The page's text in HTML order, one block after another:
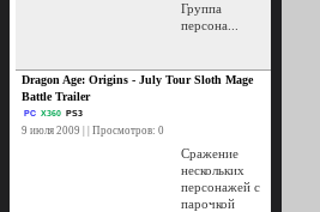
Группа
персона...
Dragon Age: Origins - July Tour Sloth Mage
Battle Trailer
PC X360 PS3
9 июля 2009 | | Просмотров: 0
Сражение
нескольких
персонажей с
парочкой